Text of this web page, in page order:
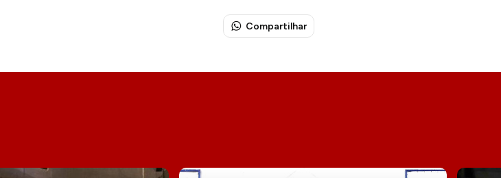
Compartilhar